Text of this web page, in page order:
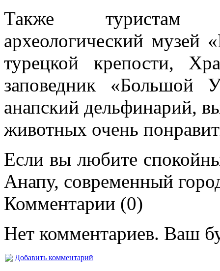
Также туристам
археологический музей
турецкой крепости,
заповедник «Большой
анапский дельфинарий,
животных очень
Если вы любите
Анапу, современный
Комментарии (0)
Нет комментариев. Ваш
Добавить комментарий